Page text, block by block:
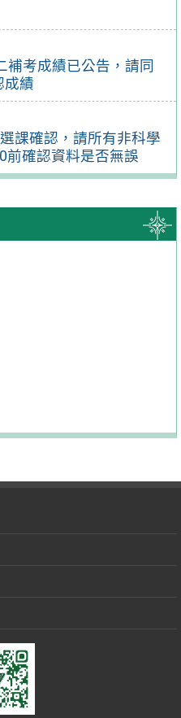
補考成績已公告，請同
成績
課確認，請所有非科學
前確認資料是否無誤